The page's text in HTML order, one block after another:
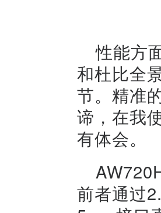
性能方
和杜比全
节。精准
谛，在我
有体会。
前者通过